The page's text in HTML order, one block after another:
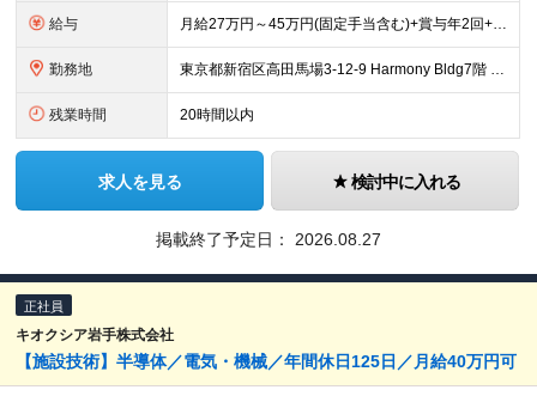
給与 月給27万円～45万円(固定手当含む)+賞与年2回+決算賞与 ※保有資格や経験、能力に応じて決定いたします 【昇給】年1回…直近４期全社員1万円以上 ※固定残業代は45時間分ですが、残業が月45
勤務地 東京都新宿区高田馬場3-12-9 Harmony Bldg7階 ☆旧事務所から近くの新築ビルに2026年7月末に移転完了☆ 旧事務所住所：東京都新宿区高田馬場3-14-3 八達ビル 1F （旧事務
残業時間 20時間以内
求人を見る 検討中に入れる
掲載終了予定日： 2026.08.27
正社員
キオクシア岩手株式会社
【施設技術】半導体／電気・機械／年間休日125日／月給40万円可